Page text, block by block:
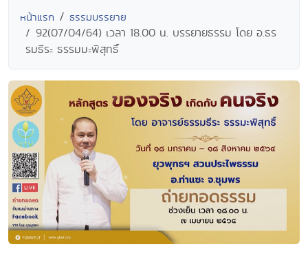
หน้าแรก ธรรมบรรยาย
92(07/04/64) เวลา 18.00 น. บรรยายธรรม โดย อ.ธร
รมธีระ ธรรมมะพิสุทธิ์